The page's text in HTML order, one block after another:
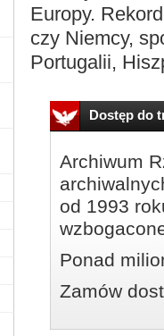
Europy.
czy Niemcy,
Portugalii,
Dostęp do
Archiwum
od 1993
Ponad
Zamów